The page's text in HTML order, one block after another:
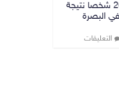
استشهاد اصابة 20 شخصا نتيجة
البصرة
التعليقات